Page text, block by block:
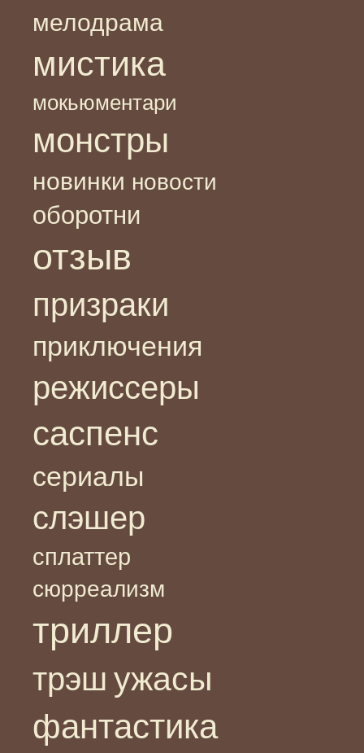
мелодрама
мистика
мокьюментари
монстры
новинки новости
оборотни
отзыв
призраки
приключения
режиссеры
саспенс
сериалы
слэшер
сплаттер
сюрреализм
триллер
трэш ужасы
фантастика